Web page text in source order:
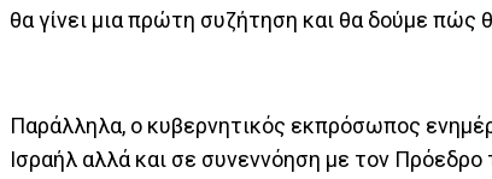
θα γίνει μια πρώτη συζήτηση και θα δούμε πώς
Παράλληλα, ο κυβερνητικός εκπρόσωπος
Ισραήλ αλλά και σε συνεννόηση με τον Πρόεδρο